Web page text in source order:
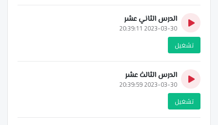
الدرس الثاني عشر
2023-03-30 20:39:11
تشغيل
الدرس الثالث عشر
2023-03-30 20:39:59
تشغيل